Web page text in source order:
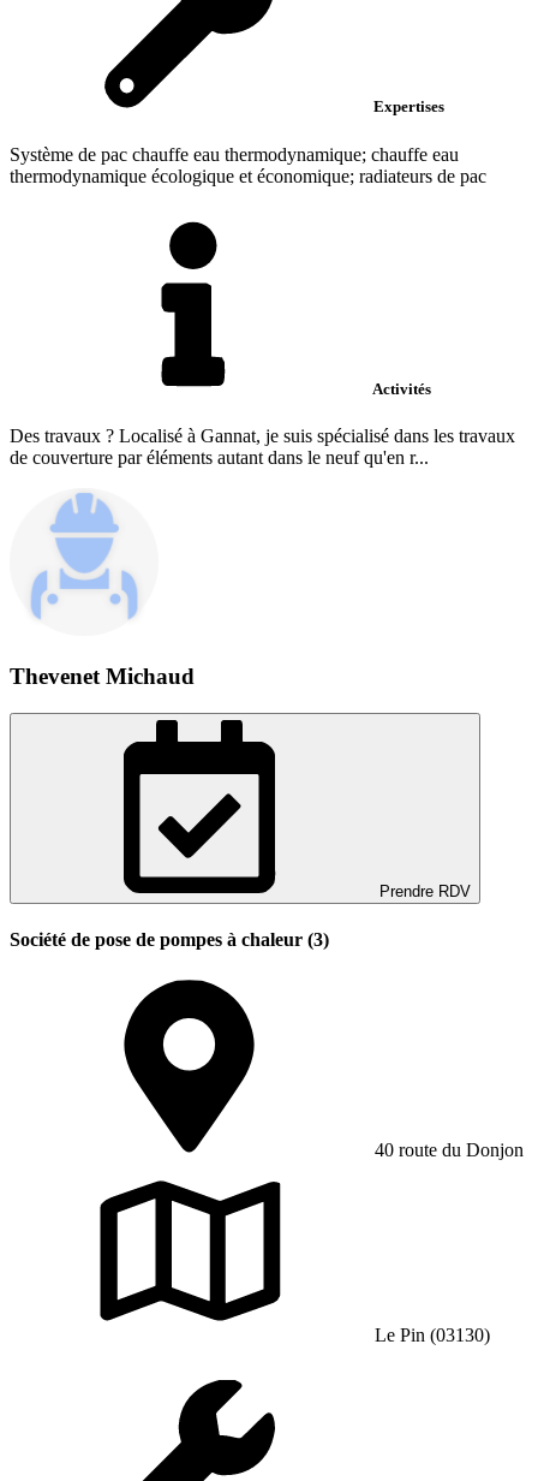
Expertises
Système de pac chauffe eau thermodynamique; chauffe eau
thermodynamique écologique et économique; radiateurs de pac
Activités
Des travaux ? Localisé à Gannat, je suis spécialisé dans les travaux
de couverture par éléments autant dans le neuf qu'en r...
Thevenet Michaud
Prendre RDV
Société de pose de pompes à chaleur (3)
40 route du Donjon
Le Pin (03130)